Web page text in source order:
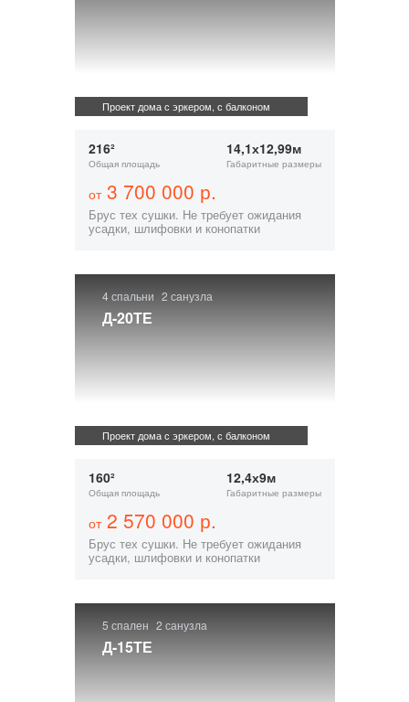
Проект дома с эркером, с балконом
216²
Общая площадь
14,1х12,99м
Габаритные размеры
от3 700 000 р.
Брус тех сушки. Не требует ожидания
усадки, шлифовки и конопатки
4 спальни 2 санузла
Д-20ТЕ
Проект дома с эркером, с балконом
160²
Общая площадь
12,4х9м
Габаритные размеры
от2 570 000 р.
Брус тех сушки. Не требует ожидания
усадки, шлифовки и конопатки
5 спален 2 санузла
Д-15ТЕ